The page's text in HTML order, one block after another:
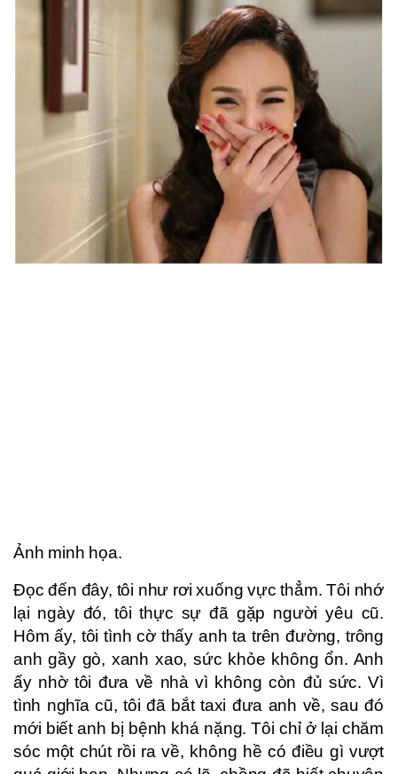
Ảnh minh họa.
Đọc đến đây, tôi như rơi xuống vực thẳm. Tôi nhớ
lại ngày đó, tôi thực sự đã gặp người yêu cũ.
Hôm ấy, tôi tình cờ thấy anh ta trên đường, trông
anh gầy gò, xanh xao, sức khỏe không ổn. Anh
ấy nhờ tôi đưa về nhà vì không còn đủ sức. Vì
tình nghĩa cũ, tôi đã bắt taxi đưa anh về, sau đó
mới biết anh bị bệnh khá nặng. Tôi chỉ ở lại chăm
sóc một chút rồi ra về, không hề có điều gì vượt